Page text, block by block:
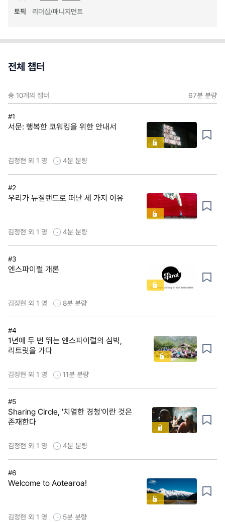
토픽
리더십/매니지먼트
전체 챕터
총 10개의 챕터 67분 분량
#1
서문: 행복한 코워킹을 위한 안내서
김정현 외 1 명 4분 분량
#2
우리가 뉴질랜드로 떠난 세 가지 이유
김정현 외 1 명 4분 분량
#3
엔스파이럴 개론
김정현 외 1 명 8분 분량
#4
1년에 두 번 뛰는 엔스파이럴의 심박,
리트릿을 가다
김정현 외 1 명 11분 분량
#5
Sharing Circle, '치열한 경청'이란 것은
존재한다
김정현 외 1 명 4분 분량
#6
Welcome to Aotearoa!
김정현 외 1 명 5분 분량